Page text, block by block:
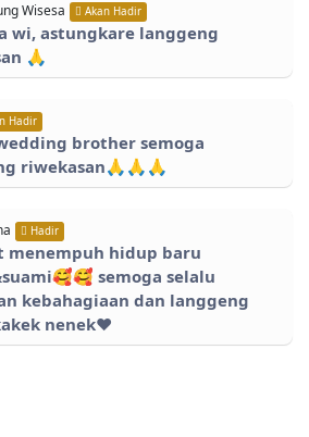
Wisesa Akan Hadir
wi, astungkare langgeng
🙏
Hadir
brother semoga
riwekasan🙏🙏🙏
Hadir
menempuh hidup baru
semoga selalu
kebahagiaan dan langgeng
nenek♥️